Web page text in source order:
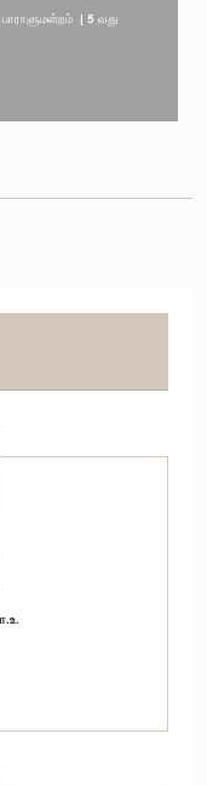
| 5 வது